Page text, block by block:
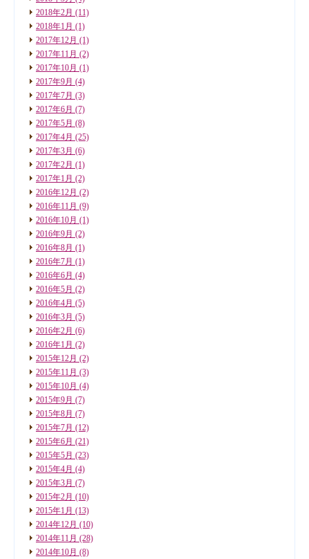
2018年2月 (11)
2018年1月 (1)
2017年12月 (1)
2017年11月 (2)
2017年10月 (1)
2017年9月 (4)
2017年7月 (3)
2017年6月 (7)
2017年5月 (8)
2017年4月 (25)
2017年3月 (6)
2017年2月 (1)
2017年1月 (2)
2016年12月 (2)
2016年11月 (9)
2016年10月 (1)
2016年9月 (2)
2016年8月 (1)
2016年7月 (1)
2016年6月 (4)
2016年5月 (2)
2016年4月 (5)
2016年3月 (5)
2016年2月 (6)
2016年1月 (2)
2015年12月 (2)
2015年11月 (3)
2015年10月 (4)
2015年9月 (7)
2015年8月 (7)
2015年7月 (12)
2015年6月 (21)
2015年5月 (23)
2015年4月 (4)
2015年3月 (7)
2015年2月 (10)
2015年1月 (13)
2014年12月 (10)
2014年11月 (28)
2014年10月 (8)